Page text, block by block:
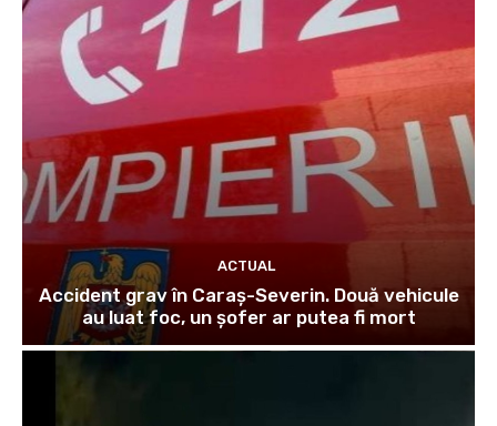
ACTUAL
Accident grav în Caraș-Severin. Două vehicule
au luat foc, un șofer ar putea fi mort